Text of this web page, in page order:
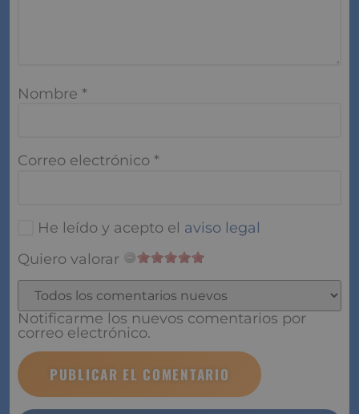
Nombre *
Correo electrónico *
He leído y acepto el aviso legal
Quiero valorar
Notificarme los nuevos comentarios por
correo electrónico.